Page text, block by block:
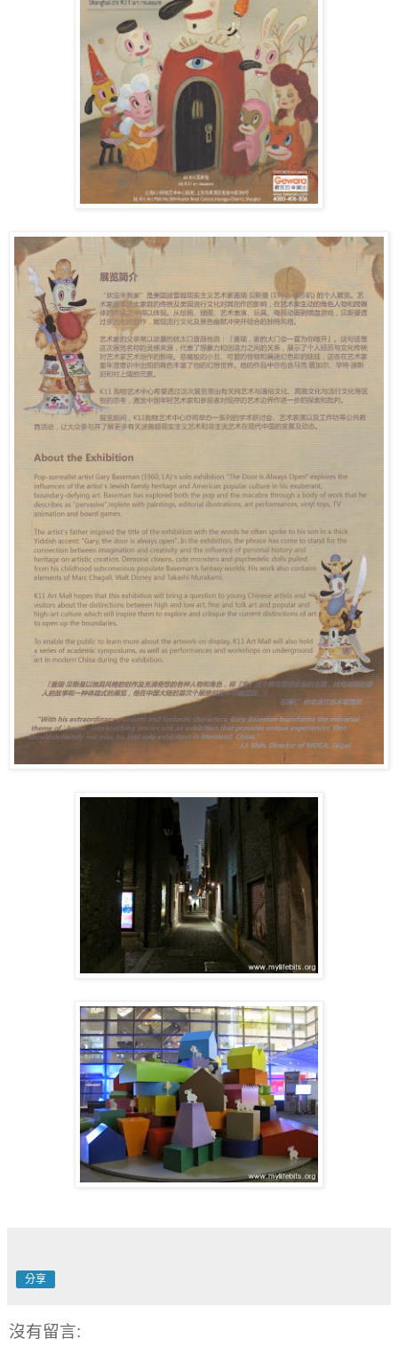
分享
沒有留言: